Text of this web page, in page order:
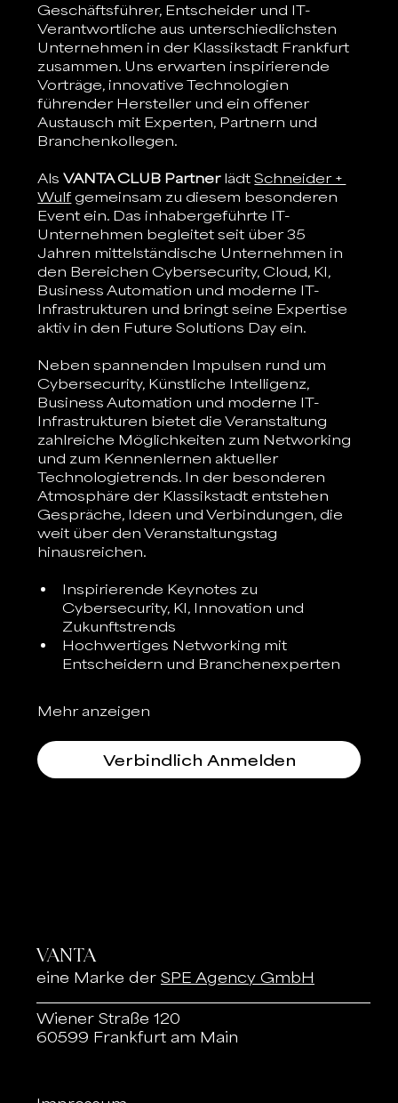
Geschäftsführer, Entscheider und IT-
Verantwortliche aus unterschiedlichsten
Unternehmen in der Klassikstadt Frankfurt
zusammen. Uns erwarten inspirierende
Vorträge, innovative Technologien
führender Hersteller und ein offener
Austausch mit Experten, Partnern und
Branchenkollegen.
Als VANTA CLUB Partner lädt Schneider +
Wulf gemeinsam zu diesem besonderen
Event ein. Das inhabergeführte IT-
Unternehmen begleitet seit über 35
Jahren mittelständische Unternehmen in
den Bereichen Cybersecurity, Cloud, KI,
Business Automation und moderne IT-
Infrastrukturen und bringt seine Expertise
aktiv in den Future Solutions Day ein.
Neben spannenden Impulsen rund um
Cybersecurity, Künstliche Intelligenz,
Business Automation und moderne IT-
Infrastrukturen bietet die Veranstaltung
zahlreiche Möglichkeiten zum Networking
und zum Kennenlernen aktueller
Technologietrends. In der besonderen
Atmosphäre der Klassikstadt entstehen
Gespräche, Ideen und Verbindungen, die
weit über den Veranstaltungstag
hinausreichen.
Inspirierende Keynotes zu
Cybersecurity, KI, Innovation und
Zukunftstrends
Hochwertiges Networking mit
Entscheidern und Branchenexperten
Mehr anzeigen
Verbindlich Anmelden
VANTA
eine Marke der SPE Agency GmbH
Wiener Straße 120
60599 Frankfurt am Main